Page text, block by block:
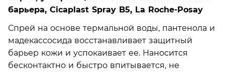
барьера, Cicaplast Spray B5, La Roche-Posay
Спрей на основе термальной воды, пантенола и
мадекассосида восстанавливает защитный
барьер кожи и успокаивает ее. Наносится
бесконтактно и быстро впитывается, не